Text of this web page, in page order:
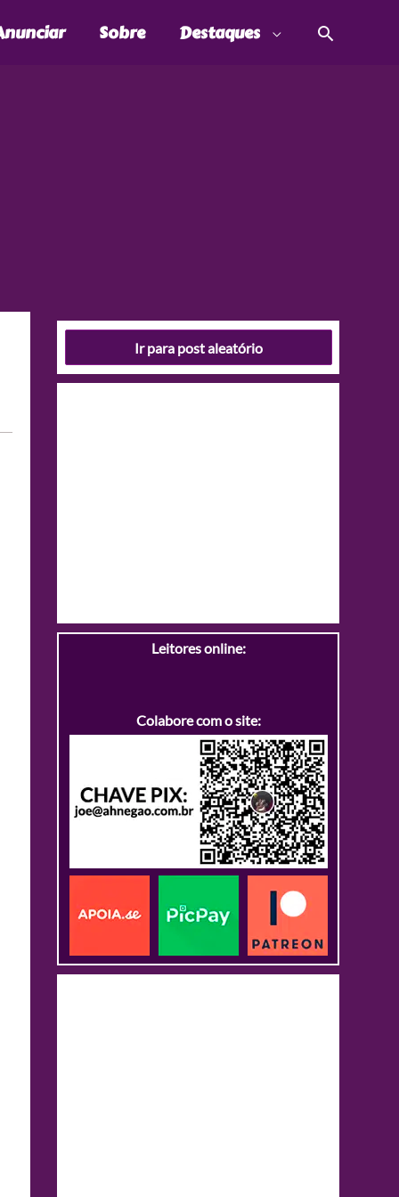
Sobre Destaques
Ir para post aleatório
Leitores online:
Colabore com o site: